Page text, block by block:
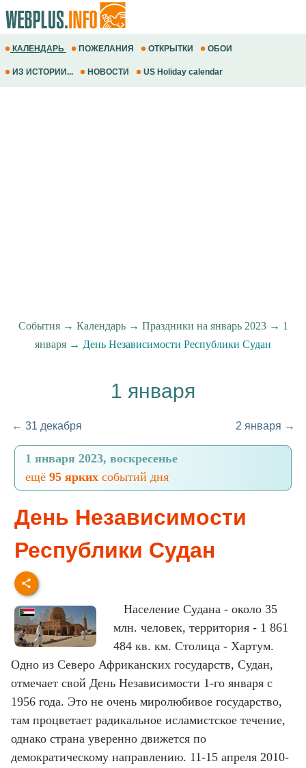
КАЛЕНДАРЬ ПОЖЕЛАНИЯ ОТКРЫТКИ ОБОИ
ИЗ ИСТОРИИ... НОВОСТИ US Holiday calendar
События→ Календарь→ Праздники на январь 2023→ 1
января → День Независимости Республики Судан
1 января
← 31 декабря 2 января →
1 января 2023, воскресенье
ещё 95 ярких событий дня
День Независимости
Республики Судан
Население Судана - около 35
млн. человек, территория - 1 861
484 кв. км. Столица - Хартум.
Одно из Северо Африканских государств, Судан,
отмечает свой День Независимости 1-го января с
1956 года. Это не очень миролюбивое государство,
там процветает радикальное исламистское течение,
однако страна уверенно движется по
демократическому направлению. 11-15 апреля 2010-